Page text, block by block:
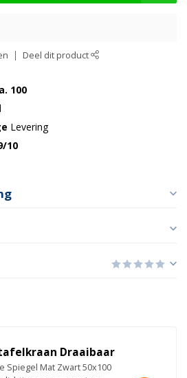
Deel dit product
100
Levering
10
Draaibaar
Spiegel Mat Zwart 50x100